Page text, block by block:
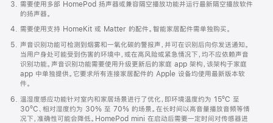
需要使用多部 HomePod 扬声器或兼容隔空播放功能并运行最新隔空播放软件
的扬声器。
需要使用支持 HomeKit 或 Matter 的配件。智能家居配件需单独购买。
声音识别功能可检测到烟雾和一氧化碳的警报声，并可在识别后向你发送通知。
当用户身处可能受到伤害的环境中，或在高风险或紧急情况下，均不应依赖声音
识别功能。声音识别功能需要使用升级更新后的家庭 app 架构，该架构于家庭
app 中单独提供。它要求所有连接家居配件的 Apple 设备均使用最新版本软
件。
温湿度感应功能针对室内和家居场景进行了优化，即环境温度约为 15ºC 至
30ºC、相对湿度约为 30% 至 70% 的场景。在长时间以高音量播放音频等情
况下，准确性可能会降低。HomePod mini 在启动后需要一定时间对传感器进